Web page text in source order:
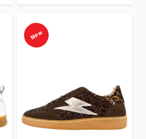
New